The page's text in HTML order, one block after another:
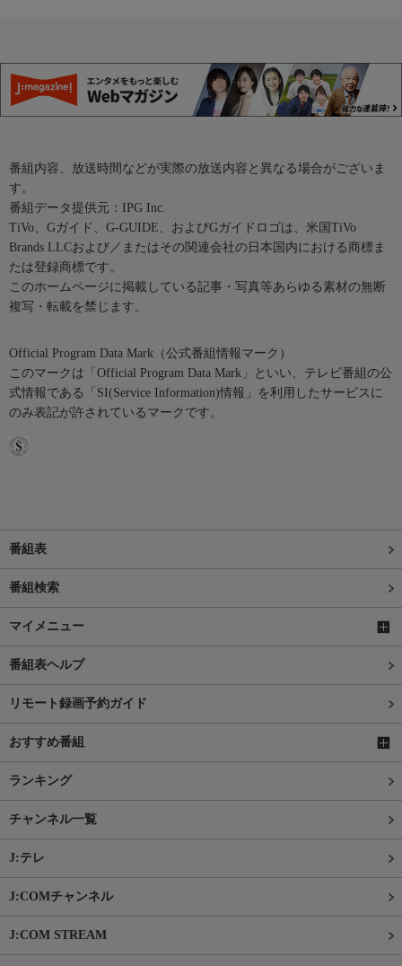
番組内容、放送時間などが実際の放送内容と異なる場合がございま
す。
番組データ提供元：IPG Inc.
TiVo、Gガイド、G-GUIDE、およびGガイドロゴは、米国TiVo
Brands LLCおよび／またはその関連会社の日本国内における商標ま
たは登録商標です。
このホームページに掲載している記事・写真等あらゆる素材の無断
複写・転載を禁じます。
Official Program Data Mark（公式番組情報マーク）
このマークは「Official Program Data Mark」といい、テレビ番組の公
式情報である「SI(Service Information)情報」を利用したサービスに
のみ表記が許されているマークです。
番組表
番組検索
マイメニュー
番組表ヘルプ
リモート録画予約ガイド
おすすめ番組
ランキング
チャンネル一覧
J:テレ
J:COMチャンネル
J:COM STREAM